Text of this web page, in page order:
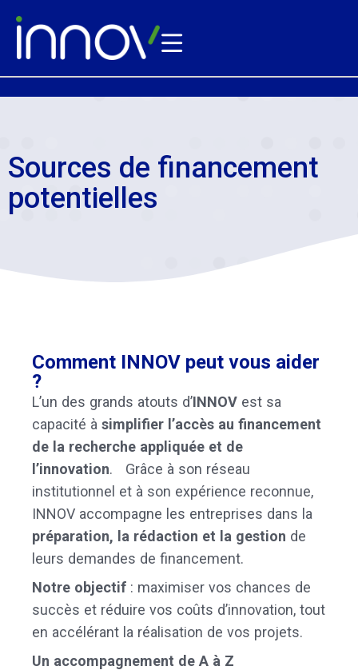
Sources de financement
potentielles
Comment INNOV peut vous aider
?
L’un des grands atouts d’INNOV est sa
capacité à simplifier l’accès au financement
de la recherche appliquée et de
l’innovation. Grâce à son réseau
institutionnel et à son expérience reconnue,
INNOV accompagne les entreprises dans la
préparation, la rédaction et la gestion de
leurs demandes de financement.
Notre objectif : maximiser vos chances de
succès et réduire vos coûts d’innovation, tout
en accélérant la réalisation de vos projets.
Un accompagnement de A à Z